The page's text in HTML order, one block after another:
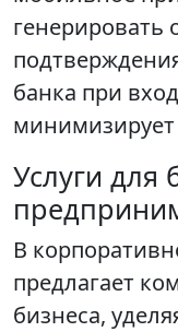
генерировать
банка при
Услуги для
В
предлагает
бизнеса,